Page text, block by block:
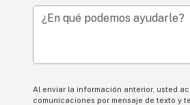
¿En qué podemos ayudarle?
Al enviar la información anterior, usted
comunicaciones por mensaje de texto y